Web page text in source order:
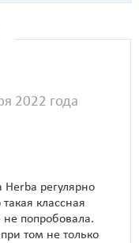
2022 года
регулярно
классная
попробовала.
том не только